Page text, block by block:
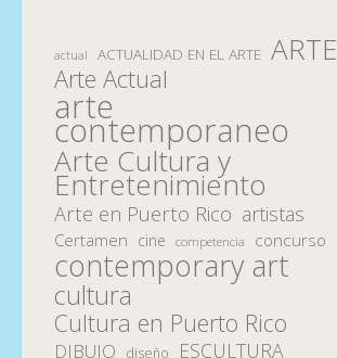
actual ACTUALIDAD EN EL ARTE ARTE
Arte Actual
arte
contemporaneo
Arte Cultura y
Entretenimiento
Arte en Puerto Rico artistas
Certamen cine competencia concurso
contemporary art
cultura
Cultura en Puerto Rico
DIBUJO diseño ESCULTURA